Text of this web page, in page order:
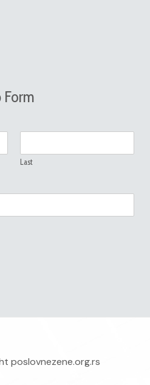
Last
poslovnezene.org.rs